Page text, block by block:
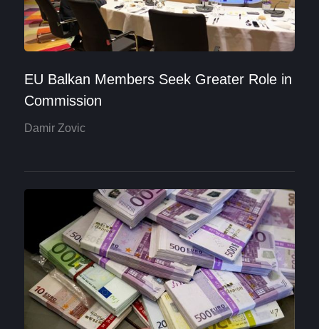
EU Balkan Members Seek Greater Role in
Commission
Damir Zovic